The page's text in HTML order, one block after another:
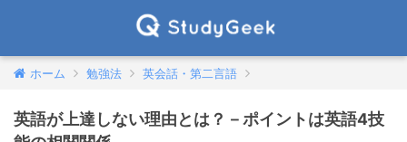
ホーム 勉強法 英会話・第二言語
英語が上達しない理由とは？－ポイントは英語4技